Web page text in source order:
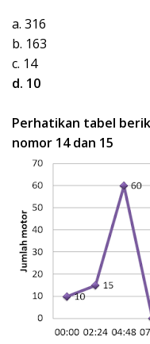
a. 316
b. 163
c. 14
d. 10
Perhatikan tabel
nomor 14 dan 15